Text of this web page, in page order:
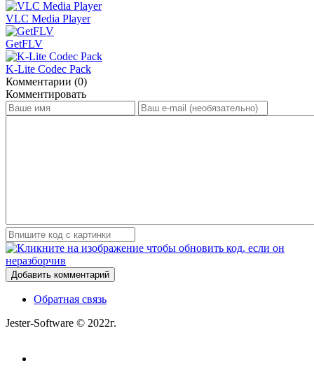
VLC Media Player
GetFLV
K-Lite Codec Pack
Комментарии (0)
Комментировать
Добавить комментарий
Обратная связь
Jester-Software © 2022г.